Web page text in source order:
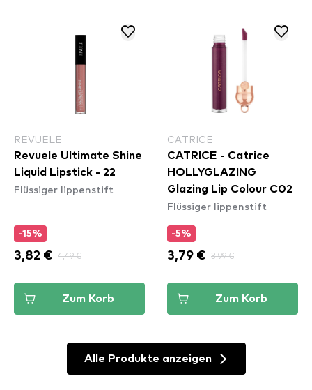
REVUELE
Revuele Ultimate Shine
Liquid Lipstick - 22
Flüssiger lippenstift
-15%
3,82 € 4,49 €
Zum Korb
CATRICE
CATRICE - Catrice
HOLLYGLAZING
Glazing Lip Colour C02
Flüssiger lippenstift
-5%
3,79 € 3,99 €
Zum Korb
Alle Produkte anzeigen